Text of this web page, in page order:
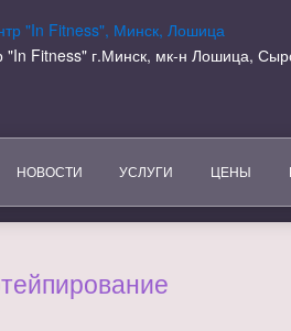
"In Fitness" г.Минск, мк-н Лошица,
НОВОСТИ УСЛУГИ ЦЕНЫ